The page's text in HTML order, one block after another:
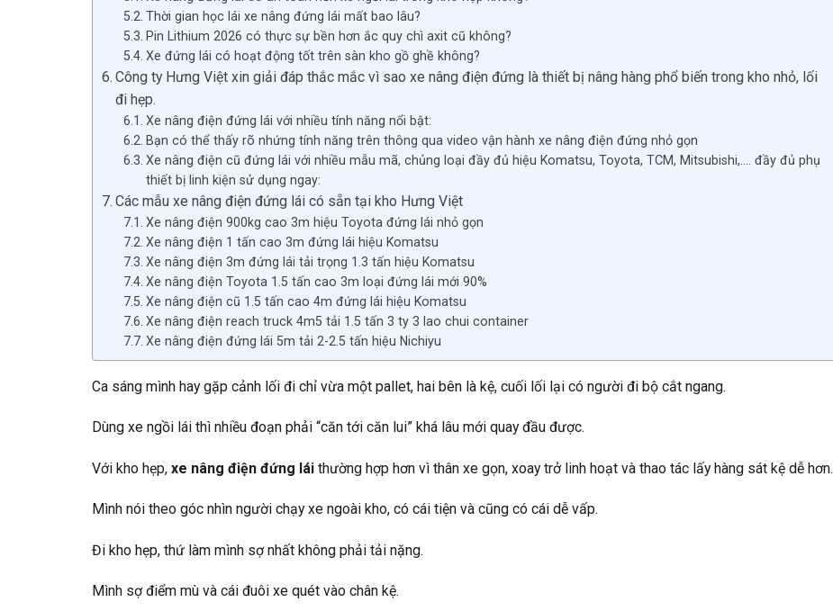
Thời gian học lái xe nâng đứng lái mất bao lâu?
Pin Lithium 2026 có thực sự bền hơn ắc quy chì axit cũ không?
Xe đứng lái có hoạt động tốt trên sàn kho gồ ghề không?
Công ty Hưng Việt xin giải đáp thắc mắc vì sao xe nâng điện đứng là thiết bị nâng hàng phổ biến trong kho nhỏ, lối
đi hẹp.
Xe nâng điện đứng lái với nhiều tính năng nổi bật:
Bạn có thể thấy rõ nhứng tính năng trên thông qua video vận hành xe nâng điện đứng nhỏ gọn
Xe nâng điện cũ đứng lái với nhiều mẫu mã, chủng loại đầy đủ hiệu Komatsu, Toyota, TCM, Mitsubishi,…. đầy đủ phụ
thiết bị linh kiện sử dụng ngay:
Các mẫu xe nâng điện đứng lái có sẵn tại kho Hưng Việt
Xe nâng điện 900kg cao 3m hiệu Toyota đứng lái nhỏ gọn
Xe nâng điện 1 tấn cao 3m đứng lái hiệu Komatsu
Xe nâng điện 3m đứng lái tải trọng 1.3 tấn hiệu Komatsu
Xe nâng điện Toyota 1.5 tấn cao 3m loại đứng lái mới 90%
Xe nâng điện cũ 1.5 tấn cao 4m đứng lái hiệu Komatsu
Xe nâng điện reach truck 4m5 tải 1.5 tấn 3 ty 3 lao chui container
Xe nâng điện đứng lái 5m tải 2-2.5 tấn hiệu Nichiyu
Ca sáng mình hay gặp cảnh lối đi chỉ vừa một pallet, hai bên là kệ, cuối lối lại có người đi bộ cắt ngang.
Dùng xe ngồi lái thì nhiều đoạn phải “căn tới căn lui” khá lâu mới quay đầu được.
Với kho hẹp, xe nâng điện đứng lái thường hợp hơn vì thân xe gọn, xoay trở linh hoạt và thao tác lấy hàng sát kệ dễ hơn.
Mình nói theo góc nhìn người chạy xe ngoài kho, có cái tiện và cũng có cái dễ vấp.
Đi kho hẹp, thứ làm mình sợ nhất không phải tải nặng.
Mình sợ điểm mù và cái đuôi xe quét vào chân kệ.